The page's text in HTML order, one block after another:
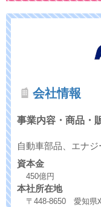
会社情報
事業内容・商品・
自動車部品、エナ
資本金
450億円
本社所在地
〒448-8650 愛知県